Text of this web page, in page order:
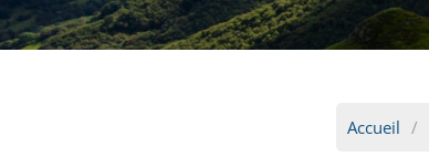
Accueil